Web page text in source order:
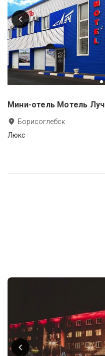
Мини-отель Мотель Луч
Борисоглебск
Люкс